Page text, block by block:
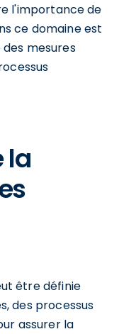
l'importance de
ce domaine est
mesures
la
être définie
des processus
assurer la